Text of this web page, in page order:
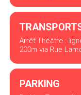
Arrêt Théâtre :
200m via Rue
PARKING